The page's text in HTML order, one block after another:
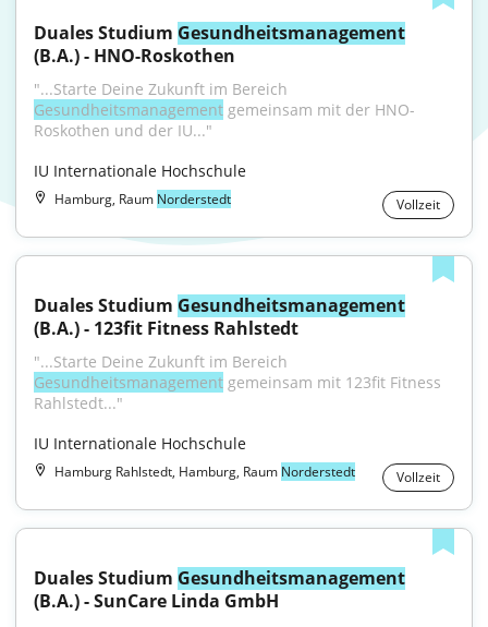
Duales Studium Gesundheitsmanagement
(B.A.) - HNO-Roskothen
Gesundheitsmanagement gemeinsam mit der HNO-
Roskothen und der IU..."
IU Internationale Hochschule
Hamburg, Raum Norderstedt Vollzeit
Duales Studium Gesundheitsmanagement
(B.A.) - 123fit Fitness Rahlstedt
Gesundheitsmanagement gemeinsam mit 123fit Fitness
Rahlstedt..."
IU Internationale Hochschule
Hamburg Rahlstedt, Hamburg, Raum Norderstedt Vollzeit
Duales Studium Gesundheitsmanagement
(B.A.) - SunCare Linda GmbH